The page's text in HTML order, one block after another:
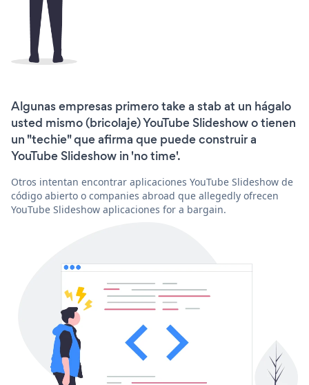
Algunas empresas primero take a stab at un hágalo
usted mismo (bricolaje) YouTube Slideshow o tienen
un "techie" que afirma que puede construir a
YouTube Slideshow in 'no time'.
Otros intentan encontrar aplicaciones YouTube Slideshow de
código abierto o companies abroad que allegedly ofrecen
YouTube Slideshow aplicaciones for a bargain.